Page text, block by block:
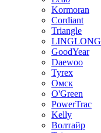
Kormoran
Cordiant
Triangle
LINGLONG
GoodYear
Daewoo
Tyrex
Омск
O'Green
PowerTrac
Kelly
Волтайр